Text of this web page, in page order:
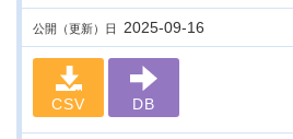
公開（更新）日 2025-09-16
CSV DB